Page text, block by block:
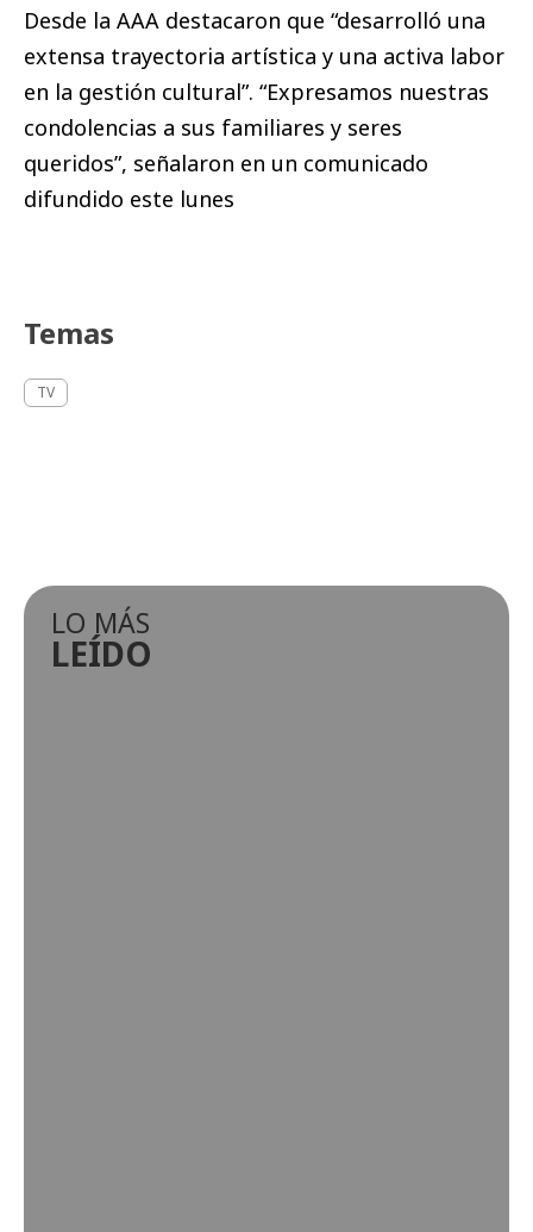
Desde la AAA destacaron que “desarrolló una
extensa trayectoria artística y una activa labor
en la gestión cultural”. “Expresamos nuestras
condolencias a sus familiares y seres
queridos”, señalaron en un comunicado
difundido este lunes
Temas
TV
LO MÁS
LEÍDO